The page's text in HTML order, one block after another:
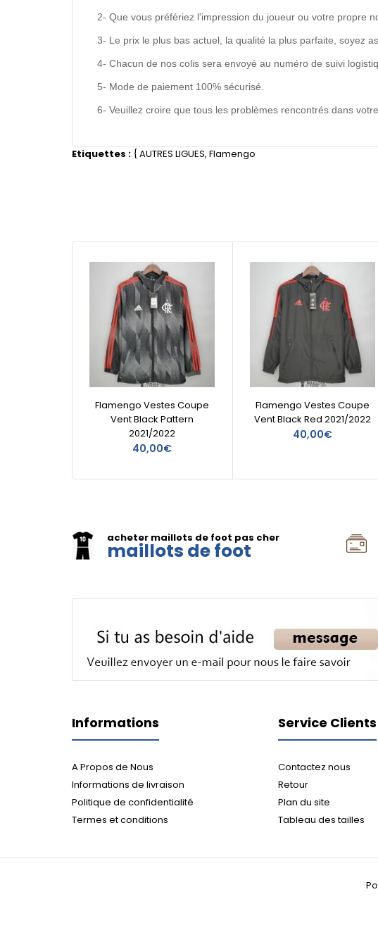
2- Que vous préfériez l'impression du joueur ou votre propre
3- Le prix le plus bas actuel, la qualité la plus parfaite, soyez
4- Chacun de nos colis sera envoyé au numéro de suivi
5- Mode de paiement 100% sécurisé.
6- Veuillez croire que tous les problèmes rencontrés dans
Etiquettes : {AUTRES LIGUES, Flamengo
Flamengo Vestes Coupe
Vent Black Pattern
2021/2022
40,00€
Flamengo Vestes Coupe
Vent Black Red 2021/2022
40,00€
acheter maillots de foot pas cher
maillots de foot
Informations
A Propos de Nous
Informations de livraison
Politique de confidentialité
Termes et conditions
Service Clients
Contactez nous
Retour
Plan du site
Tableau des tailles